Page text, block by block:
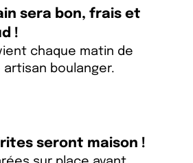
sera bon, frais et
!
chaque matin de
boulanger.
seront maison !